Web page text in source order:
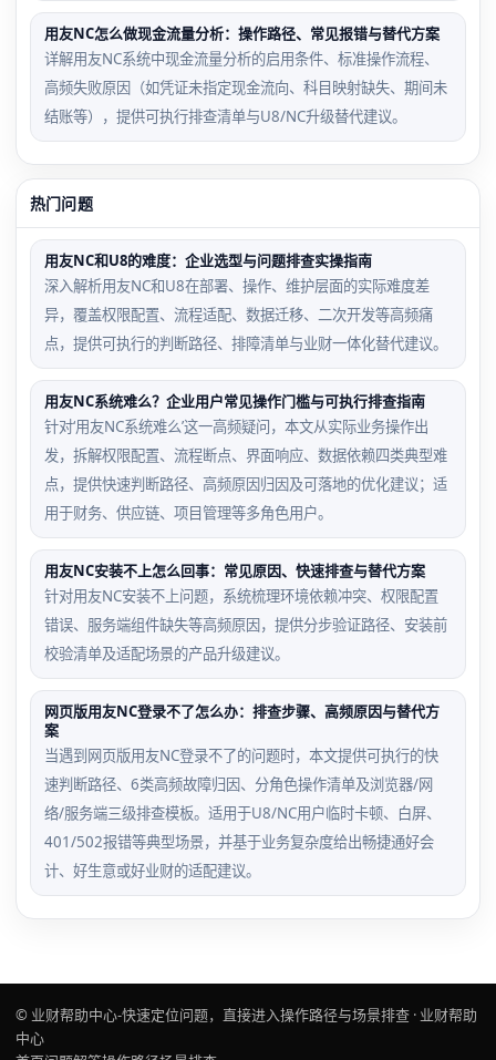
用友NC怎么做现金流量分析：操作路径、常见报错与替代方案
详解用友NC系统中现金流量分析的启用条件、标准操作流程、
高频失败原因（如凭证未指定现金流向、科目映射缺失、期间未
结账等），提供可执行排查清单与U8/NC升级替代建议。
热门问题
用友NC和U8的难度：企业选型与问题排查实操指南
深入解析用友NC和U8在部署、操作、维护层面的实际难度差
异，覆盖权限配置、流程适配、数据迁移、二次开发等高频痛
点，提供可执行的判断路径、排障清单与业财一体化替代建议。
用友NC系统难么？企业用户常见操作门槛与可执行排查指南
针对‘用友NC系统难么’这一高频疑问，本文从实际业务操作出
发，拆解权限配置、流程断点、界面响应、数据依赖四类典型难
点，提供快速判断路径、高频原因归因及可落地的优化建议；适
用于财务、供应链、项目管理等多角色用户。
用友NC安装不上怎么回事：常见原因、快速排查与替代方案
针对用友NC安装不上问题，系统梳理环境依赖冲突、权限配置
错误、服务端组件缺失等高频原因，提供分步验证路径、安装前
校验清单及适配场景的产品升级建议。
网页版用友NC登录不了怎么办：排查步骤、高频原因与替代方
案
当遇到网页版用友NC登录不了的问题时，本文提供可执行的快
速判断路径、6类高频故障归因、分角色操作清单及浏览器/网
络/服务端三级排查模板。适用于U8/NC用户临时卡顿、白屏、
401/502报错等典型场景，并基于业务复杂度给出畅捷通好会
计、好生意或好业财的适配建议。
© 业财帮助中心-快速定位问题，直接进入操作路径与场景排查 · 业财帮助
中心